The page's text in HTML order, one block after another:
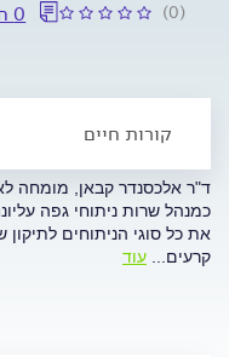
(0) 0 חוות דעת
קורות חיים
ד"ר אלכסנדר קבאן, מומחה
כמנהל שרות ניתוחי גפה
את כל סוגי הניתוחים לתיקון
קרעים... עוד